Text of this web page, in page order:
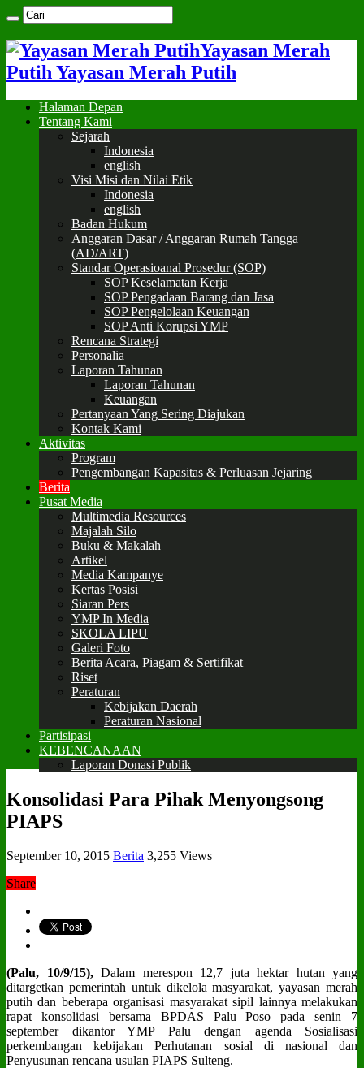
Yayasan Merah
Putih Yayasan Merah Putih
Halaman Depan
Tentang Kami
Sejarah
Indonesia
english
Visi Misi dan Nilai Etik
Indonesia
english
Badan Hukum
Anggaran Dasar / Anggaran Rumah Tangga
(AD/ART)
Standar Operasioanal Prosedur (SOP)
SOP Keselamatan Kerja
SOP Pengadaan Barang dan Jasa
SOP Pengelolaan Keuangan
SOP Anti Korupsi YMP
Rencana Strategi
Personalia
Laporan Tahunan
Laporan Tahunan
Keuangan
Pertanyaan Yang Sering Diajukan
Kontak Kami
Aktivitas
Program
Pengembangan Kapasitas & Perluasan Jejaring
Berita
Pusat Media
Multimedia Resources
Majalah Silo
Buku & Makalah
Artikel
Media Kampanye
Kertas Posisi
Siaran Pers
YMP In Media
SKOLA LIPU
Galeri Foto
Berita Acara, Piagam & Sertifikat
Riset
Peraturan
Kebijakan Daerah
Peraturan Nasional
Partisipasi
KEBENCANAAN
Laporan Donasi Publik
Konsolidasi Para Pihak Menyongsong
PIAPS
September 10, 2015 Berita 3,255 Views
Share
(Palu, 10/9/15),Dalam merespon 12,7 juta hektar hutan yang
ditargetkan pemerintah untuk dikelola masyarakat, yayasan merah
putih dan beberapa organisasi masyarakat sipil lainnya melakukan
rapat konsolidasi bersama BPDAS Palu Poso pada senin 7
september dikantor YMP Palu dengan agenda Sosialisasi
perkembangan kebijakan Perhutanan sosial di nasional dan
Penyusunan rencana usulan PIAPS Sulteng.